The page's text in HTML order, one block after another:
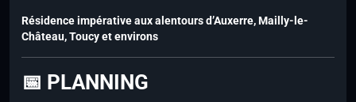
Résidence impérative aux alentours d’Auxerre, Mailly-le-
Château, Toucy et environs
📅 PLANNING